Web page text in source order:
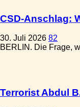
CSD-Anschlag:
30. Juli 2026 82
BERLIN. Die Frage,
Terrorist Abdul